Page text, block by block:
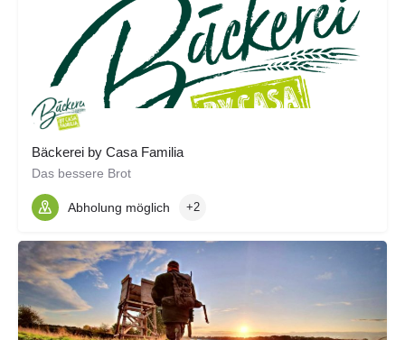
Bäckerei by Casa Familia
Das bessere Brot
Abholung möglich +2